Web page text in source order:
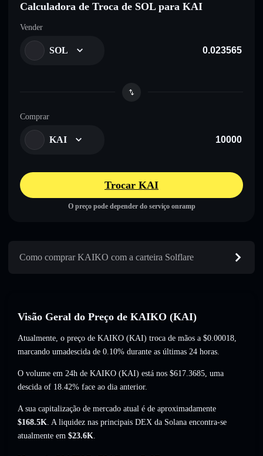
Calculadora de Troca de SOL para KAI
Vender
SOL
Comprar
KAI
Trocar KAI
O preço pode depender do serviço onramp
Como comprar KAIKO com a carteira Solflare
Visão Geral do Preço de KAIKO (KAI)
Atualmente, o preço de KAIKO (KAI) troca de mãos a $0.00018,
marcando umadescida de 0.10% durante as últimas 24 horas.
O volume em 24h de KAIKO (KAI) está nos $617.3685, uma
descida of 18.42% face ao dia anterior.
A sua capitalização de mercado atual é de aproximadamente
$168.5K. A liquidez nas principais DEX da Solana encontra-se
atualmente em $23.6K.